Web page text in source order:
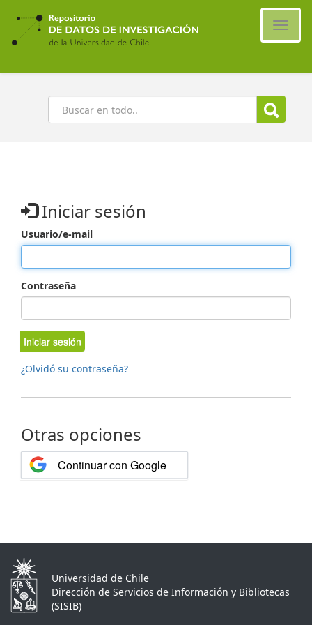
Ir
contenido
principal
Buscar
Iniciar sesión
Usuario/e-mail
Contraseña
Iniciar sesión
¿Olvidó su contraseña?
Otras opciones
Continuar con Google
Universidad de Chile
Dirección de Servicios de Información y Bibliotecas
(SISIB)